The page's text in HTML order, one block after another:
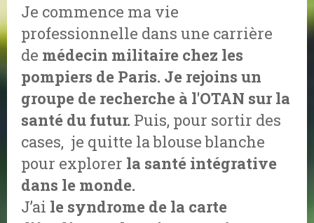
Je commence ma vie
professionnelle dans une carrière
de médecin militaire chez les
pompiers de Paris. Je rejoins un
groupe de recherche à l'OTAN sur la
santé du futur. Puis, pour sortir des
cases, je quitte la blouse blanche
pour explorer la santé intégrative
dans le monde.
J’ai le syndrome de la carte